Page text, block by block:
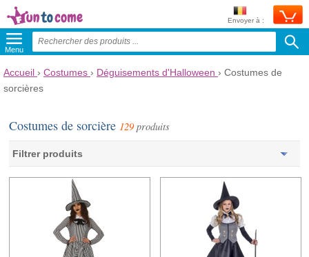
Envoyer à :
Menu
Accueil › Costumes › Déguisements d'Halloween › Costumes de
sorcières
Costumes de sorcière 129produits
Filtrer produits